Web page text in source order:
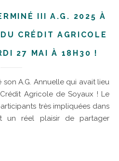
III A.G. 2025 À
CRÉDIT AGRICOLE
27 MAI À 18H30 !
Agricole de Soyaux ! Le
très impliquées dans
un réel plaisir de partager